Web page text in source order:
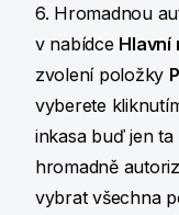
6. Hromadnou
v nabídce Hlavní
zvolení položky
vyberete
inkasa buď jen
hromadně
vybrat všechna